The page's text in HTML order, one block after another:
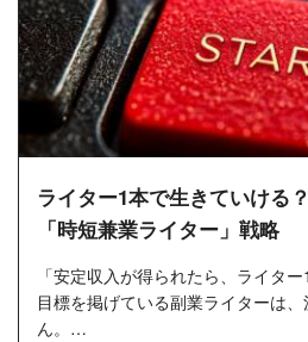
ライター1本で生きていける
「時短兼業ライター」戦略
「安定収入が得られたら、ライタ
目標を掲げている副業ライターは
ん。